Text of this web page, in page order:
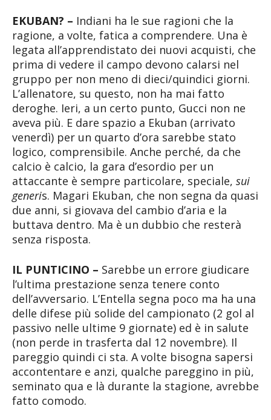
EKUBAN? – Indiani ha le sue ragioni che la
ragione, a volte, fatica a comprendere. Una è
legata all’apprendistato dei nuovi acquisti, che
prima di vedere il campo devono calarsi nel
gruppo per non meno di dieci/quindici giorni.
L’allenatore, su questo, non ha mai fatto
deroghe. Ieri, a un certo punto, Gucci non ne
aveva più. E dare spazio a Ekuban (arrivato
venerdì) per un quarto d’ora sarebbe stato
logico, comprensibile. Anche perché, da che
calcio è calcio, la gara d’esordio per un
attaccante è sempre particolare, speciale, sui
generis. Magari Ekuban, che non segna da quasi
due anni, si giovava del cambio d’aria e la
buttava dentro. Ma è un dubbio che resterà
senza risposta.
IL PUNTICINO – Sarebbe un errore giudicare
l’ultima prestazione senza tenere conto
dell’avversario. L’Entella segna poco ma ha una
delle difese più solide del campionato (2 gol al
passivo nelle ultime 9 giornate) ed è in salute
(non perde in trasferta dal 12 novembre). Il
pareggio quindi ci sta. A volte bisogna sapersi
accontentare e anzi, qualche pareggino in più,
seminato qua e là durante la stagione, avrebbe
fatto comodo.